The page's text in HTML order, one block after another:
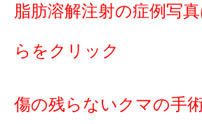
脂肪溶解注射の症例写
らをクリック
傷の残らないクマの手